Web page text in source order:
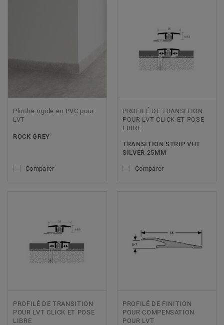
Plinthe rigide en PVC pour
LVT
ROCK GREY
Comparer
PROFILÉ DE TRANSITION
POUR LVT CLICK ET POSE
LIBRE
TRANSITION STRIP VHT
SILVER 25MM
Comparer
PROFILÉ DE TRANSITION
POUR LVT CLICK ET POSE
LIBRE
PROFILÉ DE FINITION
POUR COMPENSATION
POUR LVT